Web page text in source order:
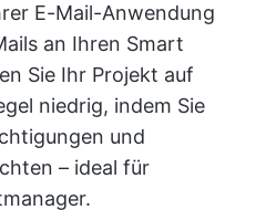
E-Mail-Anwendung
an Ihren Smart
Sie Ihr Projekt auf
niedrig, indem Sie
und
– ideal für